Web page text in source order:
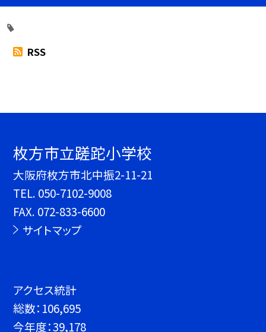
RSS
枚方市立蹉跎小学校
大阪府枚方市北中振2-11-21
TEL. 050-7102-9008
FAX. 072-833-6600
サイトマップ
アクセス統計
総数： 106,695
今年度：39,178